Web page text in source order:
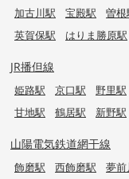
加古川駅
宝殿駅 曽根
英賀保駅
はりま勝原駅
JR播但線
姫路駅 京口駅 野里駅
甘地駅
鶴居駅 新野駅
山陽電気鉄道網干線
飾磨駅 西飾磨駅 夢前